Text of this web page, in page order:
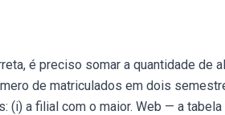
é preciso somar a quantidade de
de matriculados em dois
(i) a filial com o maior. Web — a